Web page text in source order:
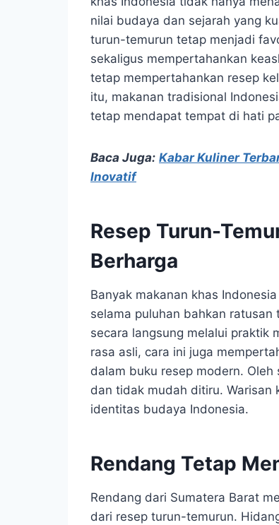
nilai budaya dan sejarah yang
turun-temurun tetap menjadi
sekaligus mempertahankan
tetap mempertahankan resep
itu, makanan tradisional
tetap mendapat tempat di hati
Baca Juga: Kabar Kuliner
Inovatif
Resep Turun-
Berharga
Banyak makanan khas
selama puluhan bahkan
secara langsung melalui praktik
rasa asli, cara ini juga
dalam buku resep modern.
dan tidak mudah ditiru. Warisan
identitas budaya Indonesia.
Rendang Tetap
Rendang dari Sumatera Barat
dari resep turun-temurun.